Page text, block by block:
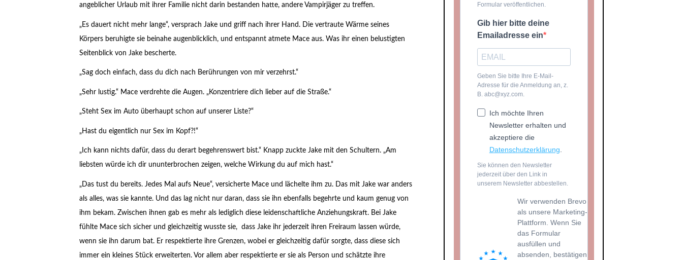
angeblicher Urlaub mit ihrer Familie nicht darin bestanden hatte, andere Vampirjäger zu treffen.
„Es dauert nicht mehr lange“, versprach Jake und griff nach ihrer Hand. Die vertraute Wärme seines
Körpers beruhigte sie beinahe augenblicklich, und entspannt atmete Mace aus. Was ihr einen belustigten
Seitenblick von Jake bescherte.
„Sag doch einfach, dass du dich nach Berührungen von mir verzehrst.“
„Sehr lustig.“ Mace verdrehte die Augen. „Konzentriere dich lieber auf die Straße.“
„Steht Sex im Auto überhaupt schon auf unserer Liste?“
„Hast du eigentlich nur Sex im Kopf?!“
„Ich kann nichts dafür, dass du derart begehrenswert bist.“ Knapp zuckte Jake mit den Schultern. „Am
liebsten würde ich dir ununterbrochen zeigen, welche Wirkung du auf mich hast.“
„Das tust du bereits. Jedes Mal aufs Neue“, versicherte Mace und lächelte ihm zu. Das mit Jake war anders
als alles, was sie kannte. Und das lag nicht nur daran, dass sie ihn ebenfalls begehrte und kaum genug von
ihm bekam. Zwischen ihnen gab es mehr als lediglich diese leidenschaftliche Anziehungskraft. Bei Jake
fühlte Mace sich sicher und gleichzeitig wusste sie, dass Jake ihr jederzeit ihren Freiraum lassen würde,
wenn sie ihn darum bat. Er respektierte ihre Grenzen, wobei er gleichzeitig dafür sorgte, dass diese sich
immer ein kleines Stück erweiterten. Vor allem aber respektierte er sie als Person und schätzte ihre
Formular veröffentlichen.
Gib hier bitte deine
Emailadresse ein
Geben Sie bitte Ihre E-Mail-
Adresse für die Anmeldung an, z.
B. abc@xyz.com.
Ich möchte Ihren
Newsletter erhalten und
akzeptiere die
Datenschutzerklärung
Sie können den Newsletter
jederzeit über den Link in
unserem Newsletter abbestellen.
Wir verwenden Brevo
als unsere Marketing-
Plattform. Wenn Sie
das Formular
ausfüllen und
absenden, bestätigen